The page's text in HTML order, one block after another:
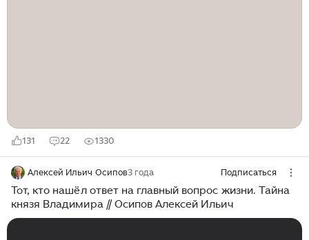
131 22 1330
Алексей Ильич Осипов3 года Подписаться
Тот, кто нашёл ответ на главный вопрос жизни. Тайна
князя Владимира // Осипов Алексей Ильич